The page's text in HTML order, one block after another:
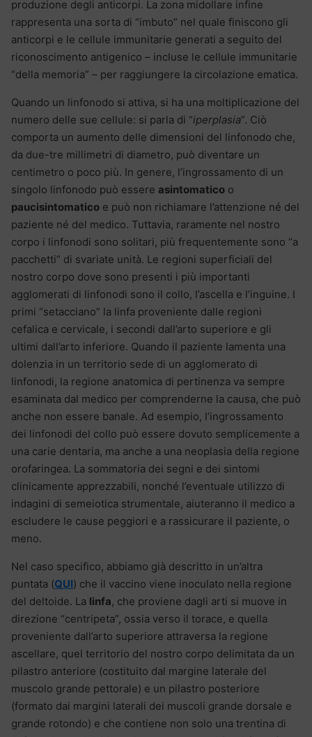
produzione degli anticorpi. La zona midollare infine
rappresenta una sorta di “imbuto” nel quale finiscono gli
anticorpi e le cellule immunitarie generati a seguito del
riconoscimento antigenico – incluse le cellule immunitarie
“della memoria” – per raggiungere la circolazione ematica.
Quando un linfonodo si attiva, si ha una moltiplicazione del
numero delle sue cellule: si parla di “iperplasia”. Ciò
comporta un aumento delle dimensioni del linfonodo che,
da due-tre millimetri di diametro, può diventare un
centimetro o poco più. In genere, l’ingrossamento di un
singolo linfonodo può essere asintomatico o
paucisintomatico e può non richiamare l’attenzione né del
paziente né del medico. Tuttavia, raramente nel nostro
corpo i linfonodi sono solitari, più frequentemente sono “a
pacchetti” di svariate unità. Le regioni superficiali del
nostro corpo dove sono presenti i più importanti
agglomerati di linfonodi sono il collo, l’ascella e l’inguine. I
primi “setacciano” la linfa proveniente dalle regioni
cefalica e cervicale, i secondi dall’arto superiore e gli
ultimi dall’arto inferiore. Quando il paziente lamenta una
dolenzia in un territorio sede di un agglomerato di
linfonodi, la regione anatomica di pertinenza va sempre
esaminata dal medico per comprenderne la causa, che può
anche non essere banale. Ad esempio, l’ingrossamento
dei linfonodi del collo può essere dovuto semplicemente a
una carie dentaria, ma anche a una neoplasia della regione
orofaringea. La sommatoria dei segni e dei sintomi
clinicamente apprezzabili, nonché l’eventuale utilizzo di
indagini di semeiotica strumentale, aiuteranno il medico a
escludere le cause peggiori e a rassicurare il paziente, o
meno.
Nel caso specifico, abbiamo già descritto in un’altra
puntata (QUI) che il vaccino viene inoculato nella regione
del deltoide. La linfa, che proviene dagli arti si muove in
direzione “centripeta”, ossia verso il torace, e quella
proveniente dall’arto superiore attraversa la regione
ascellare, quel territorio del nostro corpo delimitata da un
pilastro anteriore (costituito dal margine laterale del
muscolo grande pettorale) e un pilastro posteriore
(formato dai margini laterali dei muscoli grande dorsale e
grande rotondo) e che contiene non solo una trentina di